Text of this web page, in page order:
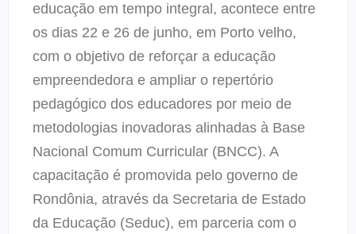
educação em tempo integral, acontece entre
os dias 22 e 26 de junho, em Porto velho,
com o objetivo de reforçar a educação
empreendedora e ampliar o repertório
pedagógico dos educadores por meio de
metodologias inovadoras alinhadas à Base
Nacional Comum Curricular (BNCC). A
capacitação é promovida pelo governo de
Rondônia, através da Secretaria de Estado
da Educação (Seduc), em parceria com o